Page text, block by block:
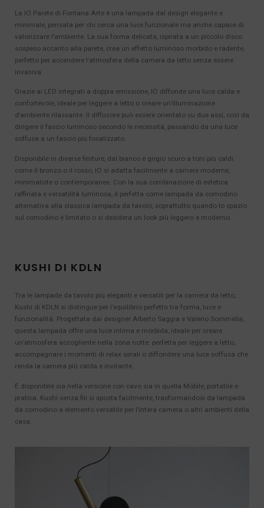
La IO Parete di Fontana Arte è una lampada dal design elegante e
minimale, pensata per chi cerca una luce funzionale ma anche capace di
valorizzare l’ambiente. La sua forma delicata, ispirata a un piccolo disco
sospeso accanto alla parete, crea un effetto luminoso morbido e radente,
perfetto per accendere l’atmosfera della camera da letto senza essere
invasiva.
Grazie ai LED integrati a doppia emissione, IO diffonde una luce calda e
confortevole, ideale per leggere a letto o creare un’illuminazione
d’ambiente rilassante. Il diffusore può essere orientato su due assi, così da
dirigere il fascio luminoso secondo le necessità, passando da una luce
soffusa a un fascio più focalizzato.
Disponibile in diverse finiture, dal bianco e grigio scuro a toni più caldi
come il bronzo o il rosso, IO si adatta facilmente a camere moderne,
minimaliste o contemporanee. Con la sua combinazione di estetica
raffinata e versatilità luminosa, è perfetta come lampada da comodino
alternativa alla classica lampada da tavolo, soprattutto quando lo spazio
sul comodino è limitato o si desidera un look più leggero e moderno.
KUSHI DI KDLN
Tra le lampade da tavolo più eleganti e versatili per la camera da letto,
Kushi di KDLN si distingue per l’equilibrio perfetto tra forma, luce e
funzionalità. Progettata dai designer Alberto Saggia e Valerio Sommella,
questa lampada offre una luce intima e morbida, ideale per creare
un’atmosfera accogliente nella zona notte: perfetta per leggere a letto,
accompagnare i momenti di relax serali o diffondere una luce soffusa che
renda la camera più calda e invitante.
È disponibile sia nella versione con cavo sia in quella Mobile, portatile e
pratica. Kushi senza fili si sposta facilmente, trasformandosi da lampada
da comodino a elemento versatile per l’intera camera o altri ambienti della
casa.